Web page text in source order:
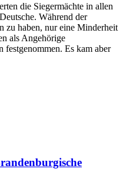
die Siegermächte in allen
Während der
zu haben, nur eine Minderheit
als Angehörige
festgenommen. Es kam aber